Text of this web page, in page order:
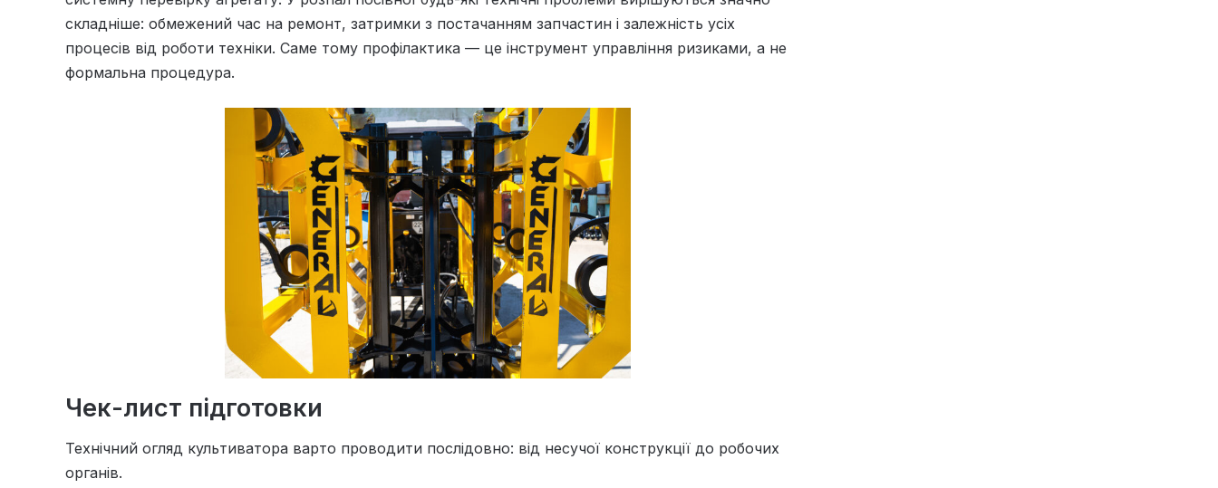
складніше: обмежений час на ремонт, затримки з постачанням запчастин і залежність усіх
процесів від роботи техніки. Саме тому профілактика — це інструмент управління ризиками, а не
формальна процедура.
Чек-лист підготовки
Технічний огляд культиватора варто проводити послідовно: від несучої конструкції до робочих
органів.